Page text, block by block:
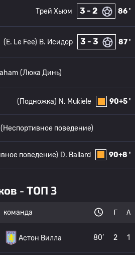
86 '
3 - 2
Трей Хьюм
87 '
3 - 3
В. Исидор
(E. Le Fee)
(Люка Динь)
90+5 '
N. Mukiele
(Подножка)
(Неспортивное поведение)
90+8 '
D. Ballard
поведение)
- ТОП 3
команда Г А
Астон Вилла 80’ 2 1